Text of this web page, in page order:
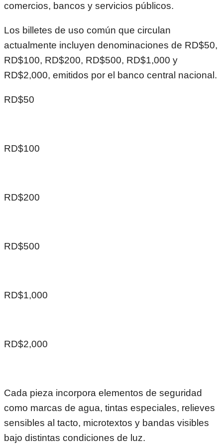
comercios, bancos y servicios públicos.
Los billetes de uso común que circulan
actualmente incluyen denominaciones de RD$50,
RD$100, RD$200, RD$500, RD$1,000 y
RD$2,000, emitidos por el banco central nacional.
RD$50
RD$100
RD$200
RD$500
RD$1,000
RD$2,000
Cada pieza incorpora elementos de seguridad
como marcas de agua, tintas especiales, relieves
sensibles al tacto, microtextos y bandas visibles
bajo distintas condiciones de luz.